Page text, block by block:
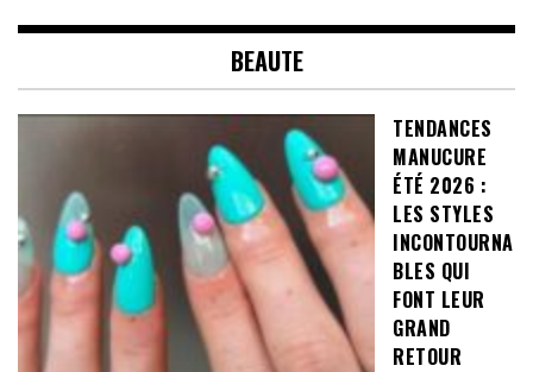
BEAUTE
TENDANCES
MANUCURE
ÉTÉ 2026 :
LES STYLES
INCONTOURNA
BLES QUI
FONT LEUR
GRAND
RETOUR